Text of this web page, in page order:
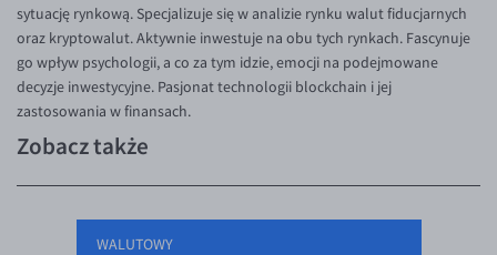
sytuację rynkową. Specjalizuje się w analizie rynku walut fiducjarnych
oraz kryptowalut. Aktywnie inwestuje na obu tych rynkach. Fascynuje
go wpływ psychologii, a co za tym idzie, emocji na podejmowane
decyzje inwestycyjne. Pasjonat technologii blockchain i jej
zastosowania w finansach.
Zobacz także
WALUTOWY